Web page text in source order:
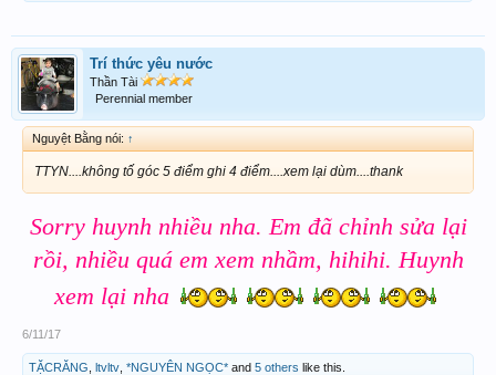
Trí thức yêu nước
Thần Tài
Perennial member
Nguyệt Bằng nói: ↑
TTYN....không tố góc 5 điểm ghi 4 điểm....xem lại dùm....thank
Sorry huynh nhiều nha. Em đã chỉnh sửa lại
rồi, nhiều quá em xem nhầm, hihihi. Huynh
xem lại nha
6/11/17
TẶCRĂNG ltvltv *NGUYÊN NGỌC* and 5 others like this.